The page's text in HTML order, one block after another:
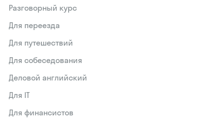
Разговорный курс
Для переезда
Для путешествий
Для собеседования
Деловой английский
Для IT
Для финансистов